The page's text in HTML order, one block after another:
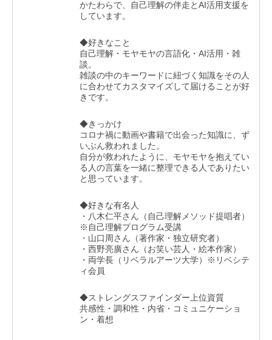
かたわらで、自己理解の伴走とAI活用支援を
しています。
◆好きなこと
自己理解・モヤモヤの言語化・AI活用・雑
談。
雑談の中のキーワードに紐づく知識をその人
に合わせてカスタマイズして届けることが好
きです。
◆きっかけ
コロナ禍に動画や書籍で出会った知識に、ず
いぶん救われました。
自分が救われたように、モヤモヤを抱えてい
る人の言葉を一緒に整理できる人でありたい
と思っています。
◆好きな有名人
・八木仁平さん（自己理解メソッド提唱者）
※自己理解プログラム受講
・山口周さん（著作家・独立研究者）
・西野亮廣さん（お笑い芸人・絵本作家）
・両学長（リベラルアーツ大学）※リベシテ
ィ会員
◆ストレングスファインダー上位資質
共感性・調和性・内省・コミュニケーショ
ン・着想